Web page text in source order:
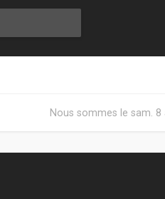
Nous sommes le sam.